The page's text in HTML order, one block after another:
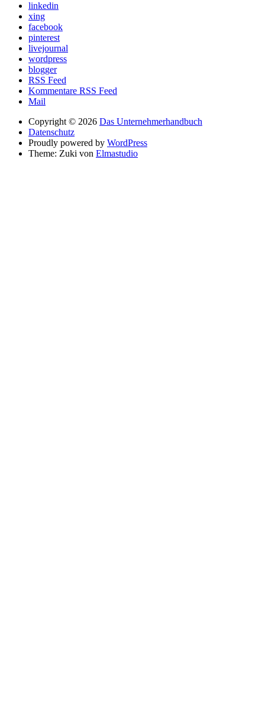
linkedin
xing
facebook
pinterest
livejournal
wordpress
blogger
RSS Feed
Kommentare RSS Feed
Mail
Copyright © 2026 Das Unternehmerhandbuch
Datenschutz
Proudly powered by WordPress
Theme: Zuki von Elmastudio